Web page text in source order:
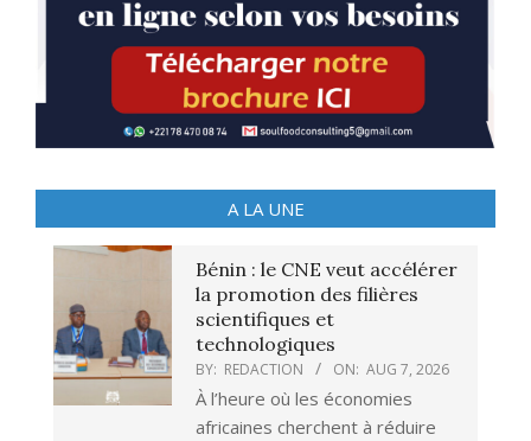
A LA UNE
Bénin : le CNE veut accélérer
la promotion des filières
scientifiques et
technologiques
BY: REDACTION ON: AUG 7, 2026
À l’heure où les économies
africaines cherchent à réduire